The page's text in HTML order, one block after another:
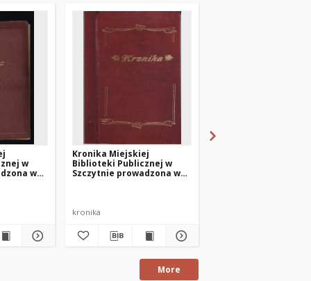
w
w
Kronika Miejskiej
Biblioteki Publicznej w
Szczytnie prowadzona w
kronika
More